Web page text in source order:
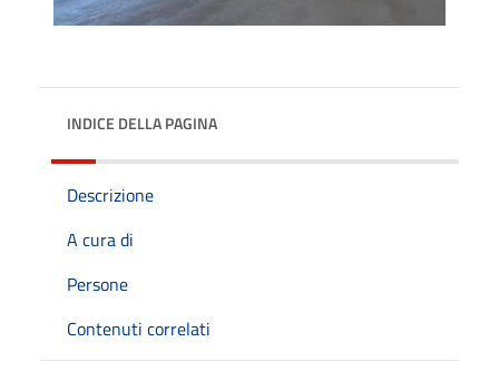
INDICE DELLA PAGINA
Descrizione
A cura di
Persone
Contenuti correlati